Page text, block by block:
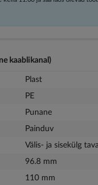
kaablikanal)
Plast
PE
Punane
Painduv
Välis- ja sisekülg
96.8 mm
110 mm